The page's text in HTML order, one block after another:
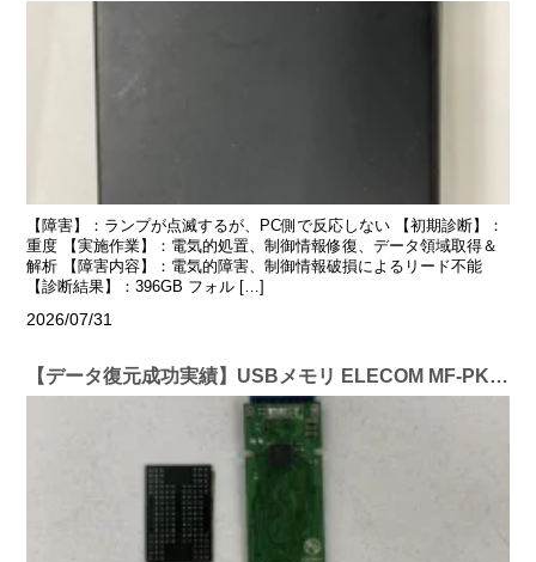
【障害】：ランプが点滅するが、PC側で反応しない 【初期診断】：
重度 【実施作業】：電気的処置、制御情報修復、データ領域取得＆
解析 【障害内容】：電気的障害、制御情報破損によるリード不能
【診断結果】：396GB フォル […]
2026/07/31
【データ復元成功実績】USBメモリ ELECOM MF-PKU3064GWH 64GB